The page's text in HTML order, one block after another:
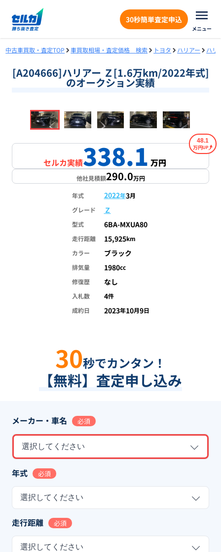
30秒簡単査定申込
メニュー
中古車買取・査定TOP 車買取相場・査定価格 検索 トヨタ ハリアー ハリ
[A204666]ハリアー Ｚ[1.6万km/2022年式]
のオークション実績
1/18
セルカ実績338.1万円
48.1
万円
他社見積額290.0万円
年式 2022年3月
グレード
Ｚ
型式 6BA-MXUA80
走行距離 15,925km
カラー
ブラック
排気量 1980cc
修復歴
なし
入札数 4件
成約日
2023年10月9日
30秒でカンタン！
【無料】査定申し込み
メーカー・車名 必須
選択してください
年式 必須
選択してください
走行距離 必須
選択してください